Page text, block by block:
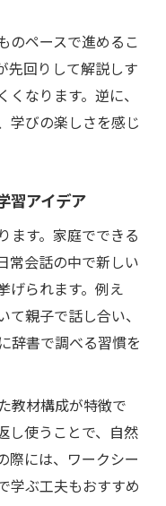
のペースで進めるこ
先回りして解説しす
なります。逆に、
学びの楽しさを感じ
習アイデア
ます。家庭でできる
常会話の中で新しい
げられます。例え
親子で話し合い、
辞書で調べる習慣を
教材構成が特徴で
し使うことで、自然
際には、ワークシー
学ぶ工夫もおすすめ